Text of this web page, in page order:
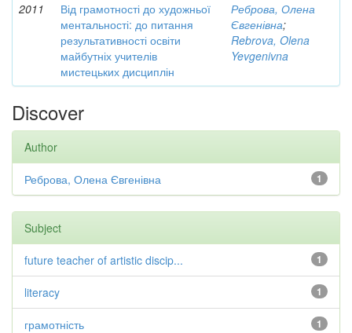
2011
Від грамотності до художньої
ментальності: до питання
результативності освіти
майбутніх учителів
мистецьких дисциплін
Реброва, Олена
Євгенівна;
Rebrova, Olena
Yevgenivna
Discover
Author
1
Реброва, Олена Євгенівна
Subject
1
future teacher of artistic discip...
1
literacy
1
грамотність